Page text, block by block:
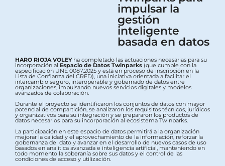
impulsar la
gestión
inteligente
basada en datos
HARO RIOJA VOLEYha completado las actuaciones necesarias para su
incorporación al Espacio de Datos Twinparks (que cumple con la
especificación UNE 0087:2025 y está en proceso de inscripción en la
Lista de Confianza del CRED), una iniciativa orientada a facilitar el
intercambio seguro, interoperable y gobernado de datos entre
organizaciones, impulsando nuevos servicios digitales y modelos
avanzados de colaboración.
Durante el proyecto se identificaron los conjuntos de datos con mayor
potencial de compartición, se analizaron los requisitos técnicos, jurídicos
y organizativos para su integración y se prepararon los productos de
datos necesarios para su incorporación al ecosistema Twinparks.
La participación en este espacio de datos permitirá a la organización
mejorar la calidad y el aprovechamiento de la información, reforzar la
gobernanza del dato y avanzar en el desarrollo de nuevos casos de uso
basados en analítica avanzada e inteligencia artificial, manteniendo en
todo momento la soberanía sobre sus datos y el control de las
condiciones de acceso y utilización.